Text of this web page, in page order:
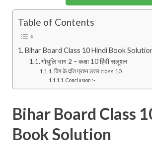
Table of Contents
Bihar Board Class 10 Hindi Book
गोधुलि भाग 2 – कक्षा 10 हिंदी सलूशन
विष के दाँत प्रश्न उत्तर class 10
Conclusion :-
Bihar Board Class
Book Solution